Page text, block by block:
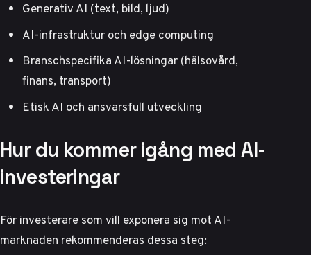
Generativ AI (text, bild, ljud)
AI-infrastruktur och edge computing
Branschspecifika AI-lösningar (hälsovård,
finans, transport)
Etisk AI och ansvarsfull utveckling
Hur du kommer igång med AI-
investeringar
För investerare som vill exponera sig mot AI-
marknaden rekommenderas dessa steg: